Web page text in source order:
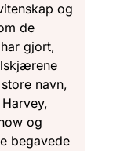
og
de
gjort,
navn,
og
begavede